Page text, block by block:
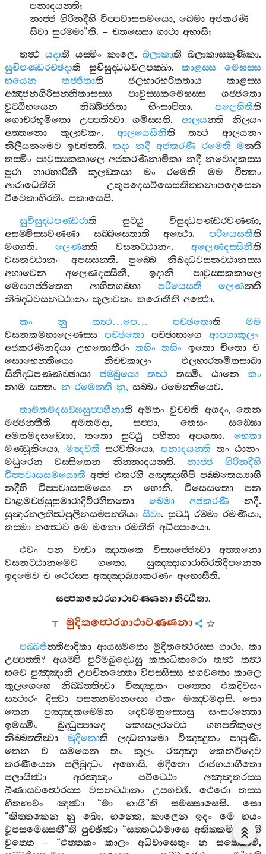
පනාදයන‍්ති;
නාජ‍්ජ ගිරිනදීහි විප‍්පවාසසමයො,ඛෙමා අජකරණී
සිවා සුරම‍්මා”ති. –චතස‍්සො ගාථා අභාසි;
තත්‍ථ යදාති යස‍්මිං කාලෙ.බලාකාති බලාකාසකුණිකා.
සුචිපණ‍්ඩරච‍්ඡදාති සුචිසුද‍්ධධවලපක‍්ඛා.කාළස‍්ස
මෙඝස‍්ස
භයෙන
තජ‍්ජිතාති ජලභාරභරිතතාය
කාළස‍්ස
අඤ‍්ජනගිරිසන‍්නිකාසස‍්ස
පාවුස‍්සකමෙඝස‍්ස
ගජ‍්ජතො
වුට‍්ඨිභයෙන
නිබ‍්බිජ‍්ජිතා භිංසාපිතා.පලෙහිතීති
ගොචරභූමිතො
උප‍්පතිත්‍වා ගමිස‍්සති. ආලයන‍්ති
නිලයං
අත‍්තනො
කුලාවකං. ආලයෙසිනීති තත්‍ථ
ආලයනං
නිලීයනමෙව ඉච‍්ඡන‍්තී. තදා නදී අජකරණී රමෙති මන‍්ති
තස‍්මිං පාවුස‍්සකකාලෙ අජකරණීනාමිකා නදී නවොදකස‍්ස
පූරා
හාරහාරිනී කුලඞ‍්කසා මං රමෙති මම
චිත‍්තං
ආරාධෙතීති
උතුපදෙසවිසෙසකිත‍්තනාපදෙසෙන
විවෙකාභිරතිං පකාසෙසි.
සුවිසුද‍්ධපණ‍්ඩරාති සුට‍්ඨු විසුද‍්ධපණ‍්ඩරවණ‍්ණා,
අසම‍්මිස‍්සවණ‍්ණා
සබ‍්බසෙතාති අත්‍ථො.පරියෙසතීති
මග‍්ගති. ලෙණන‍්ති වසනට‍්ඨානං. අලෙණදස‍්සිනීති
වසනට‍්ඨානං
අපස‍්සන‍්තී.පුබ‍්බෙ
නිබද‍්ධවසනට‍්ඨානස‍්ස
අභාවෙන
අලෙණදස‍්සිනී, ඉදානි
පාවුස‍්සකකාලෙ
මෙඝගජ‍්ජිතෙන
ආහිතගබ‍්භා පරියෙසති ලෙණන‍්ති
නිබද‍්ධවසනට‍්ඨානං කුලාවකං කරොතීති අත්‍ථො.
කං
නු තත්‍ථ…පෙ… පච‍්ඡතොති
මම
වසනකමහාලෙණස‍්ස
පච‍්ඡතො පච‍්ඡාභාගෙ
ආපගාකූලං
අජකරණීනදියා උභතොතීරං තහිං තහිං ඉතො චිතො ච
සොභෙන‍්තියො
නිච‍්චකාලං
ඵලභාරනමිතසාඛා
සිනිද‍්ධපණ‍්ණච‍්ඡායා
ජම‍්බුයො තත්‍ථ තස‍්මිං ඨානෙ
කං
නාම සත‍්තං න රමෙන‍්ති නු, සබ‍්බං රමෙන‍්තියෙව.
තාමතමදසඞ‍්ඝසුප‍්පහීනාති අමතං වුච‍්චති අගදං, තෙන
මජ‍්ජන‍්තීති
අමතමදා, සප‍්පා, තෙසං
සඞ‍්ඝො
අමතමදසඞ‍්ඝො, තතො සුට‍්ඨු පහීනා අපගතා.භෙකා
මණ‍්ඩූකියො, මන්‍දවතී සරවතියො,පනාදයන‍්ති තං ඨානං
මධුරෙන
වස‍්සිතෙන නින‍්නාදයන‍්ති.නාජ‍්ජ
ගිරිනදීහි
විප‍්පවාසසමයොති අජ‍්ජ එතරහි අඤ‍්ඤාහිපි පබ‍්බතෙය්‍යාහි
නදීහි
විප‍්පවාසසමයො න හොති, විසෙසතො
පන
වාළමච‍්ඡසුසුමාරාදිවිරහිතතො
ඛෙමා අජකරණී නදී.
සුන්‍දරතලතිත්‍ථපුලිනසම‍්පත‍්තියා සිවා. සුට‍්ඨු රම‍්මා රමණීයා,
තස‍්මා තත්‍ථෙව මෙ මනො රමතීති අධිප‍්පායො.
එවං
පන වත්‍වා ඤාතකෙ විස‍්සජ‍්ජෙත්‍වා
අත‍්තනො
වසනට‍්ඨානමෙව
ගතො. සුඤ‍්ඤාගාරාභිරතිදීපනෙන
ඉදමෙව ච ථෙරස‍්ස අඤ‍්ඤාබ්‍යාකරණං අහොසීති.
සප‍්පකත්‍ථෙරගාථාවණ‍්ණනානිට‍්ඨිතා.
මුදිතත්‍ථෙරගාථාවණ‍්ණනා
පබ‍්බජින‍්තිආදිකා ආයස‍්මතො මුදිතත්‍ථෙරස‍්ස ගාථා. කා
උප‍්පත‍්ති? අයම‍්පි පුරිමබුද‍්ධෙසු කතාධිකාරො තත්‍ථ
තත්‍ථ
භවෙ පුඤ‍්ඤානි උපචිනන‍්තො විපස‍්සිස‍්ස භගවතො කාලෙ
කුලගෙහෙ
නිබ‍්බත‍්තිත්‍වා විඤ‍්ඤුතං පත‍්තො
එකදිවසං
සත්‍ථාරං
දිස‍්වා පසන‍්නමානසො එකං මඤ‍්චමදාසි. සො
තෙන
පුඤ‍්ඤකම‍්මෙන දෙවමනුස‍්සෙසු
සංසරන‍්තො
ඉමස‍්මිං
බුද‍්ධුප‍්පාදෙ කොසලරට‍්ඨෙ
ගහපතිකුලෙ
නිබ‍්බත‍්තිත්‍වා
මුදිතොති ලද‍්ධනාමො විඤ‍්ඤුතං පාපුණි.
තෙන
ච සමයෙන තං කුලං රඤ‍්ඤා
කෙනචිදෙව
කරණීයෙන
පලිබුද‍්ධං අහොසි. මුදිතො
රාජභයාභීතො
පලායිත්‍වා
අරඤ‍්ඤං පවිට‍්ඨො
අඤ‍්ඤතරස‍්ස
ඛීණාසවත්‍ථෙරස‍්ස
වසනට‍්ඨානං උපගච‍්ඡි. ථෙරො
තස‍්ස
භීතභාවං
ඤත්‍වා“මා භායී”ති සමස‍්සාසෙසි.සො
“කිත‍්තකෙන නු ඛො, භන‍්තෙ,කාලෙන ඉදං මෙ
භයං
වූපසමෙස‍්සතී”ති පුච‍්ඡිත්‍වා “සත‍්තට‍්ඨමාසෙ අතික‍්කමිත්‍වා
ති
වුත‍්තෙ – “එත‍්තකං කාලං අධිවාසෙතුං න සක‍්කොමි,